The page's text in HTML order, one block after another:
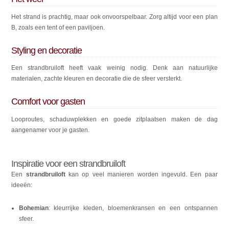
Het strand is prachtig, maar ook onvoorspelbaar. Zorg altijd voor een plan
B, zoals een tent of een paviljoen.
Styling en decoratie
Een strandbruiloft heeft vaak weinig nodig. Denk aan natuurlijke
materialen, zachte kleuren en decoratie die de sfeer versterkt.
Comfort voor gasten
Looproutes, schaduwplekken en goede zitplaatsen maken de dag
aangenamer voor je gasten.
Inspiratie voor een strandbruiloft
Een strandbruiloftkan op veel manieren worden ingevuld. Een paar
ideeën:
Bohemian: kleurrijke kleden, bloemenkransen en een ontspannen
sfeer.